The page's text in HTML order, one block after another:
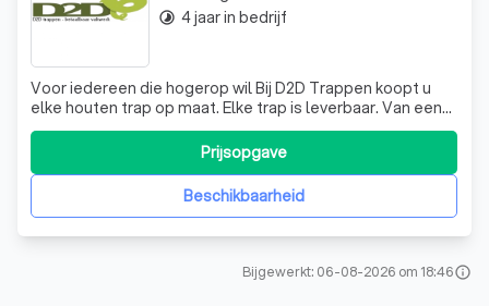
Voor iedereen die hogerop wil Bij D2D Trappen koopt u
elke houten trap op maat. Elke trap is leverbaar. Van een
eenvoudige (vaste) trap naar de vliering, tot een
uitbundige en luxe trap in de hal. D2D Trappen levert
precies die trap die het beste bij uw woning of bedrijf
past. Honderden trappen opBeschikbaarheid
Prijsopgave
timelapse 4 jaar in bedrijf
Bijgewerkt: 06-08-2026 om 18:46info